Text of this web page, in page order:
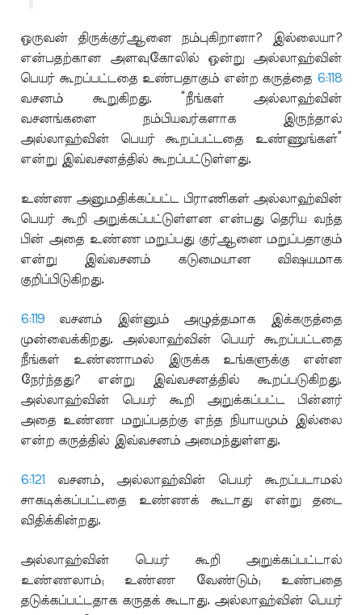
ஒருவன் திருக்குர்ஆனை நம்புகிறானா? இல்லையா?
என்பதற்கான அளவுகோலில் ஒன்று அல்லாஹ்வின்
பெயர் கூறப்பட்டதை உண்பதாகும் என்ற கருத்தை 6:118
வசனம் கூறுகிறது. “நீங்கள் அல்லாஹ்வின்
வசனங்களை நம்பியவர்களாக இருந்தால்
அல்லாஹ்வின் பெயர் கூறப்பட்டதை உண்ணுங்கள்”
என்று இவ்வசனத்தில் கூறப்பட்டுள்ளது.
உண்ண அனுமதிக்கப்பட்ட பிராணிகள் அல்லாஹ்வின்
பெயர் கூறி அறுக்கப்பட்டுள்ளன என்பது தெரிய வந்த
பின் அதை உண்ண மறுப்பது குர்ஆனை மறுப்பதாகும்
என்று இவ்வசனம் கடுமையான விஷயமாக
குறிப்பிடுகிறது.
6:119 வசனம் இன்னும் அழுத்தமாக இக்கருத்தை
முன்வைக்கிறது. அல்லாஹ்வின் பெயர் கூறப்பட்டதை
நீங்கள் உண்ணாமல் இருக்க உங்களுக்கு என்ன
நேர்ந்தது? என்று இவ்வசனத்தில் கூறப்படுகிறது.
அல்லாஹ்வின் பெயர் கூறி அறுக்கப்பட்ட பின்னர்
அதை உண்ண மறுப்பதற்கு எந்த நியாயமும் இல்லை
என்ற கருத்தில் இவ்வசனம் அமைந்துள்ளது.
6:121 வசனம், அல்லாஹ்வின் பெயர் கூறப்படாமல்
சாகடிக்கப்பட்டதை உண்ணக் கூடாது என்று தடை
விதிக்கின்றது.
அல்லாஹ்வின் பெயர் கூறி அறுக்கப்பட்டால்
உண்ணலாம்; உண்ண வேண்டும்; உண்பதை
தடுக்கப்பட்டதாக கருதக் கூடாது. அல்லாஹ்வின் பெயர்